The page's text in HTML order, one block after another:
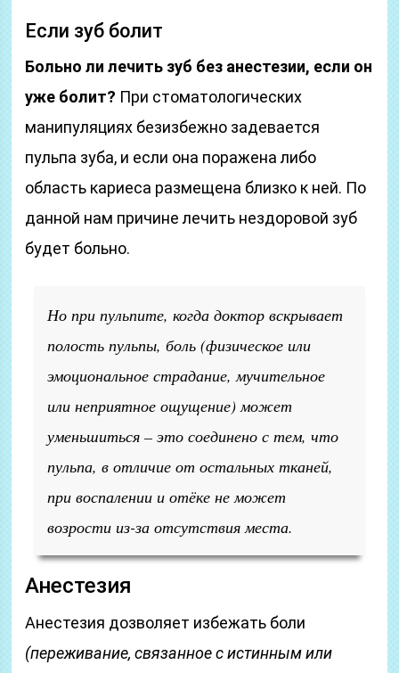
Если зуб болит
Больно ли лечить зуб без анестезии, если он
уже болит? При стоматологических
манипуляциях безизбежно задевается
пульпа зуба, и если она поражена либо
область кариеса размещена близко к ней. По
данной нам причине лечить нездоровой зуб
будет больно.
Но при пульпите, когда доктор вскрывает
полость пульпы, боль(физическое или
эмоциональное страдание, мучительное
или неприятное ощущение)может
уменьшиться – это соединено с тем, что
пульпа, в отличие от остальных тканей,
при воспалении и отёке не может
возрости из-за отсутствия места.
Анестезия
Анестезия дозволяет избежать боли
(переживание, связанное с истинным или